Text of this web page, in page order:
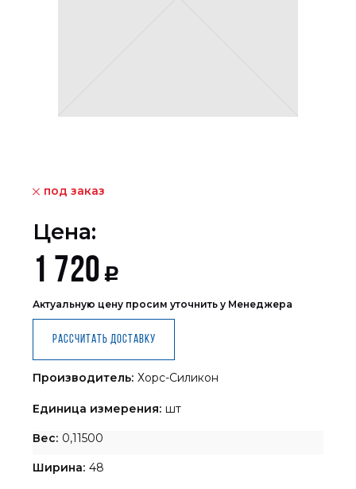
под заказ
Цена:
1 720 Р
Актуальную цену просим уточнить у Менеджера
Рассчитать доставку
Производитель: Хорс-Силикон
Единица измерения: шт
Вес: 0,11500
Ширина: 48